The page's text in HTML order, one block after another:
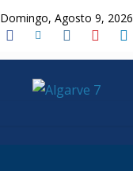
Domingo, Agosto 9, 2026